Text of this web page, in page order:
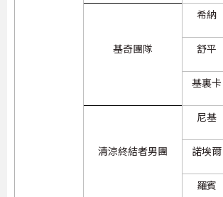
基奇團隊
希納
舒平
基裏卡
清涼終結者男團
尼基
諾埃爾
羅賓